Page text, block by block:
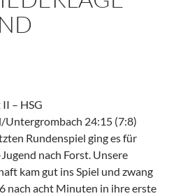
– HSG
Untergrombach 24:15 (7:8)
Rundenspiel ging es für
nach Forst. Unsere
kam gut ins Spiel und zwang
nach acht Minuten in ihre erste